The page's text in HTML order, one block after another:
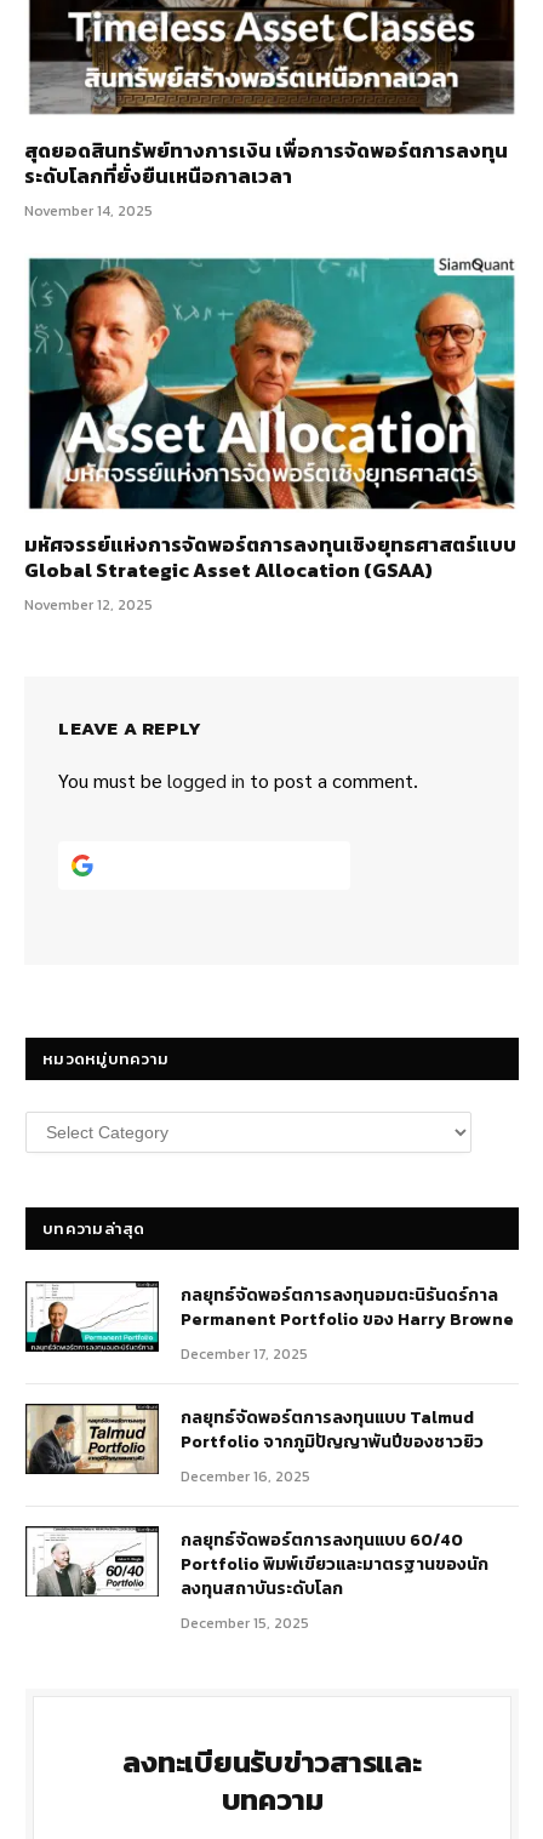
สุดยอดสินทรัพย์ทางการเงิน เพื่อการจัดพอร์ตการลงทุน
ระดับโลกที่ยั่งยืนเหนือกาลเวลา
November 14, 2025
มหัศจรรย์แห่งการจัดพอร์ตการลงทุนเชิงยุทธศาสตร์แบบ
Global Strategic Asset Allocation (GSAA)
November 12, 2025
LEAVE A REPLY
You must be logged in to post a comment.
หมวดหมู่บทความ
หมวด
หมู่
บทความล่าสุด
กลยุทธ์​จัดพอร์ตการลงทุนอมตะนิรันดร์กาล
Permanent Portfolio ของ Harry Browne
December 17, 2025
กลยุทธ์จัดพอร์ตการลงทุนแบบ Talmud
Portfolio จากภูมิปัญญาพันปีของชาวยิว
December 16, 2025
กลยุทธ์จัดพอร์ตการลงทุนแบบ 60/40
Portfolio พิมพ์เขียวและมาตรฐานของนัก
ลงทุนสถาบันระดับโลก
December 15, 2025
ลงทะเบียนรับข่าวสารและ
บทความ